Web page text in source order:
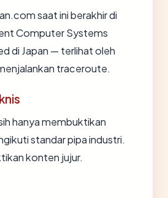
saat ini berakhir di
Computer Systems
di Japan — terlihat oleh
traceroute.
hanya membuktikan
standar pipa industri.
konten jujur.